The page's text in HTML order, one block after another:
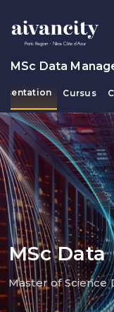
MSc Data
Cursus
Fil d'Ariane
MSc
Master of Science